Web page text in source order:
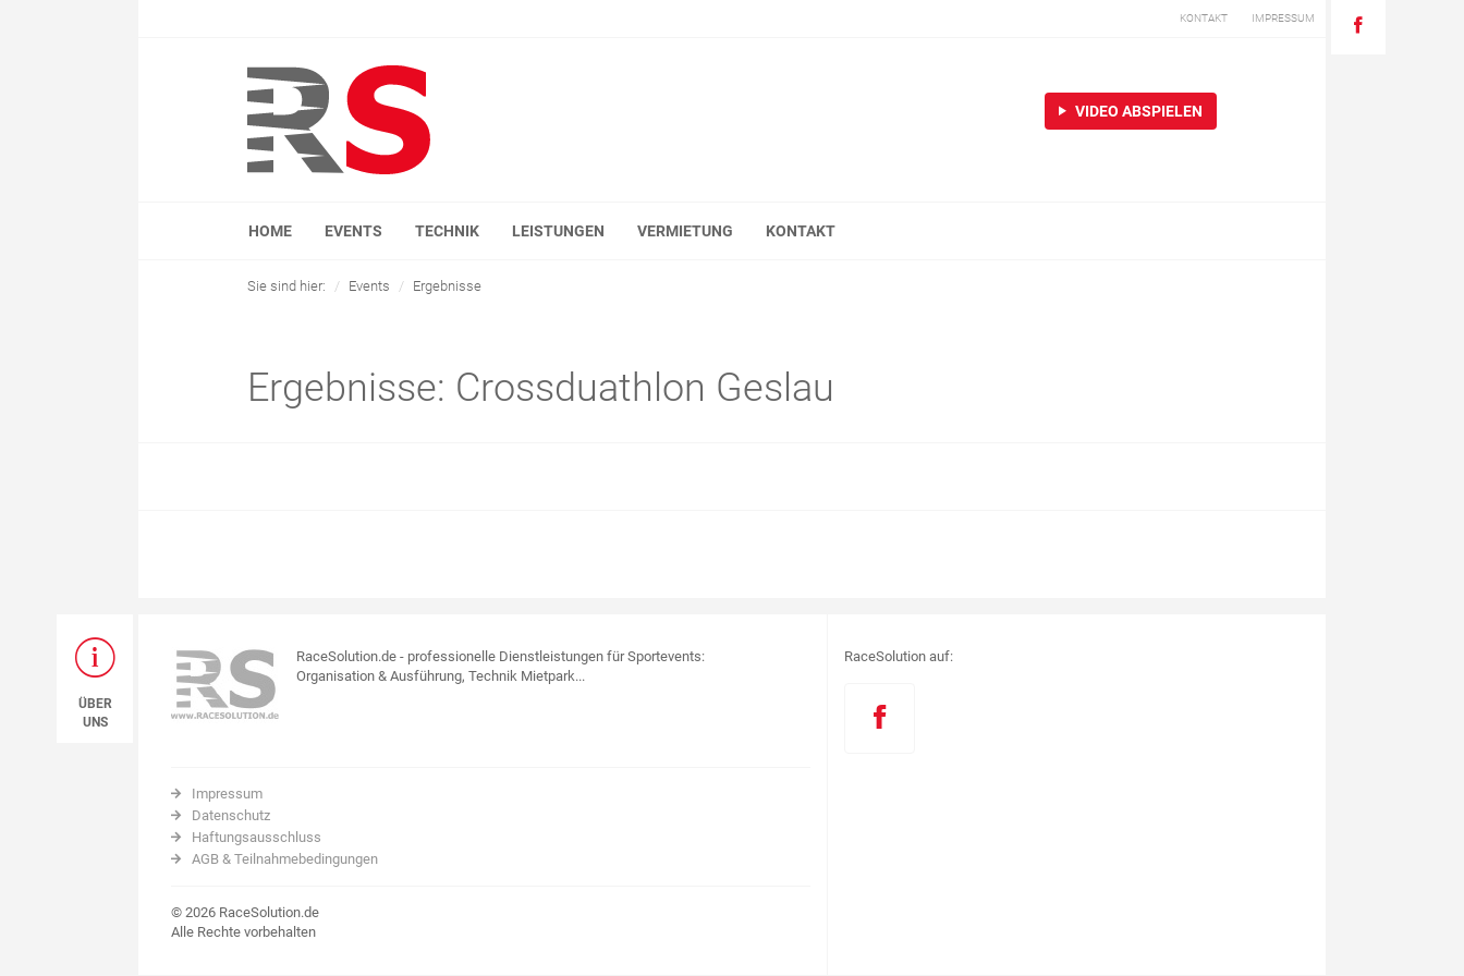
KONTAKT IMPRESSUM
VIDEO ABSPIELEN
HOME EVENTS TECHNIK LEISTUNGEN VERMIETUNG KONTAKT
Sie sind hier: Events Ergebnisse
Ergebnisse: Crossduathlon Geslau
ÜBER
UNS
RaceSolution.de - professionelle Dienstleistungen für Sportevents:
Organisation & Ausführung, Technik Mietpark...
Impressum
Datenschutz
Haftungsausschluss
AGB & Teilnahmebedingungen
© 2026 RaceSolution.de
Alle Rechte vorbehalten
RaceSolution auf: